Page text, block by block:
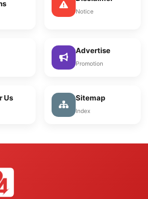
Notice
Advertise
Promotion
Us Sitemap
Index